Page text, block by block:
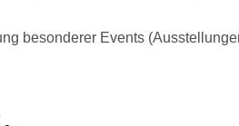
besonderer Events